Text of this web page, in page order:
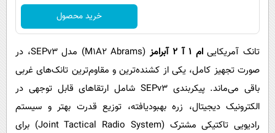
خرید محصول
تانک آمریکاییام ۱ آ ۲ آبرامز
(M1A2 Abrams) مدل SEPv3، در
صورت تجهیز کامل، یکی از کشنده‌ترین و مقاوم‌ترین تانک‌های غربی
باقی می‌ماند. پیکربندی SEPv3 شامل ارتقاهای قابل توجهی در
الکترونیک دیجیتال، زره بهبودیافته، توزیع قدرت بهتر و سیستم
رادیویی تاکتیکی مشترک (Joint Tactical Radio System) برای